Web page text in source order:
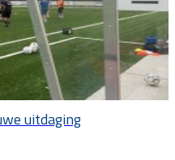
uitdaging